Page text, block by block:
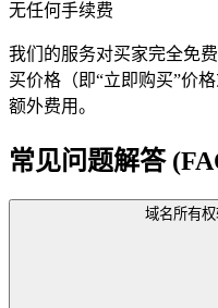
无任何手续费
我们的服务对买家完全免
买价格（即“立即购买”价
额外费用。
常见问题解答
域名所有权